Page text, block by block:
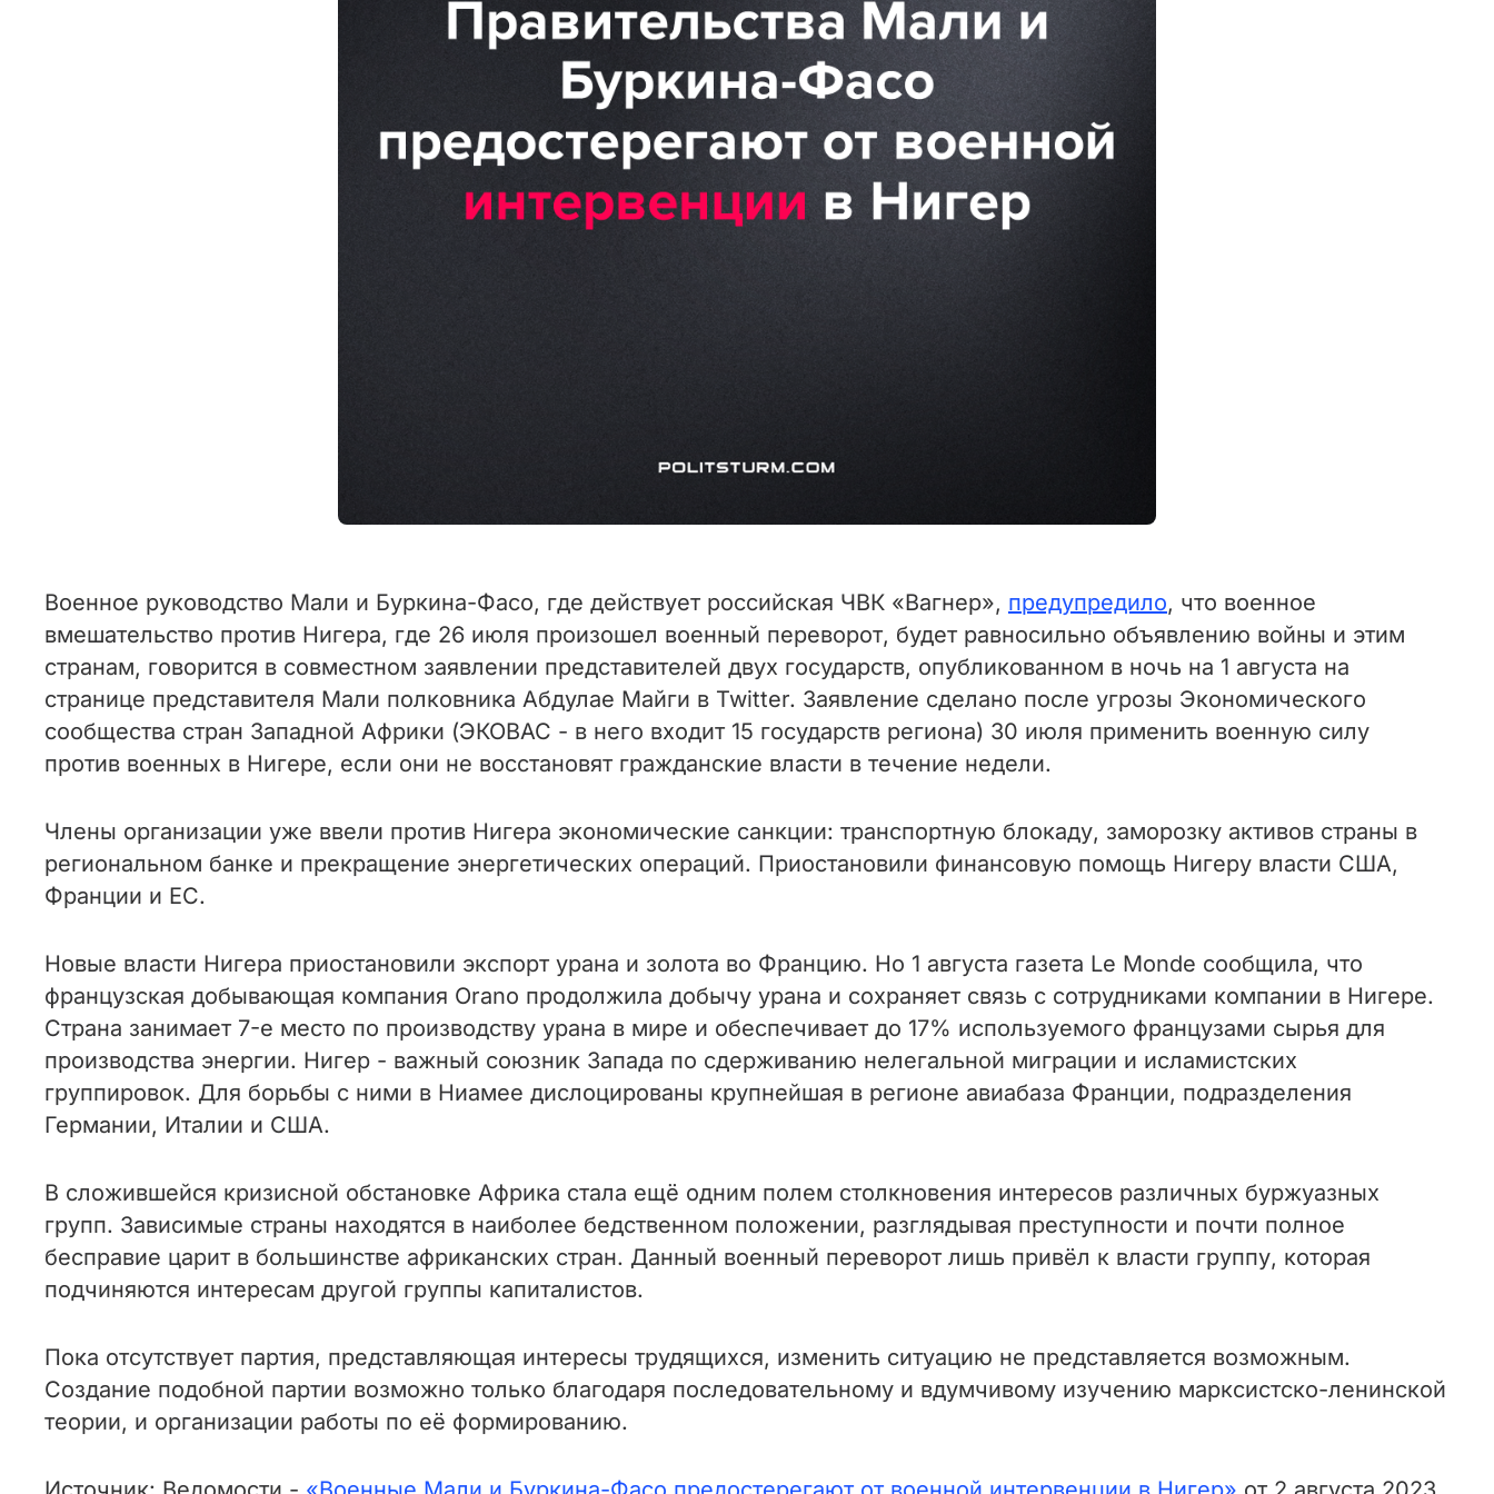
Военное руководство Мали и Буркина-Фасо, где действует российская ЧВК «Вагнер», предупредило, что военное
вмешательство против Нигера, где 26 июля произошел военный переворот, будет равносильно объявлению войны и этим
странам, говорится в совместном заявлении представителей двух государств, опубликованном в ночь на 1 августа на
странице представителя Мали полковника Абдулае Майги в Twitter. Заявление сделано после угрозы Экономического
сообщества стран Западной Африки (ЭКОВАС - в него входит 15 государств региона) 30 июля применить военную силу
против военных в Нигере, если они не восстановят гражданские власти в течение недели.
Члены организации уже ввели против Нигера экономические санкции: транспортную блокаду, заморозку активов страны в
региональном банке и прекращение энергетических операций. Приостановили финансовую помощь Нигеру власти США,
Франции и ЕС.
Новые власти Нигера приостановили экспорт урана и золота во Францию. Но 1 августа газета Le Monde сообщила, что
французская добывающая компания Orano продолжила добычу урана и сохраняет связь с сотрудниками компании в Нигере.
Страна занимает 7-е место по производству урана в мире и обеспечивает до 17% используемого французами сырья для
производства энергии. Нигер - важный союзник Запада по сдерживанию нелегальной миграции и исламистских
группировок. Для борьбы с ними в Ниамее дислоцированы крупнейшая в регионе авиабаза Франции, подразделения
Германии, Италии и США.
В сложившейся кризисной обстановке Африка стала ещё одним полем столкновения интересов различных буржуазных
групп. Зависимые страны находятся в наиболее бедственном положении, разглядывая преступности и почти полное
бесправие царит в большинстве африканских стран. Данный военный переворот лишь привёл к власти группу, которая
подчиняются интересам другой группы капиталистов.
Пока отсутствует партия, представляющая интересы трудящихся, изменить ситуацию не представляется возможным.
Создание подобной партии возможно только благодаря последовательному и вдумчивому изучению марксистско-ленинской
теории, и организации работы по её формированию.